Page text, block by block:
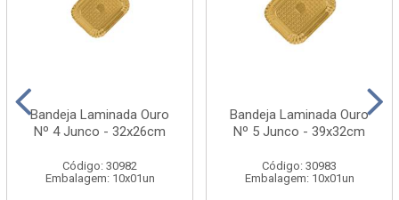
Bandeja Laminada Ouro
Nº 4 Junco - 32x26cm
Código: 30982
Embalagem: 10x01un
Bandeja Laminada Ouro
Nº 5 Junco - 39x32cm
Código: 30983
Embalagem: 10x01un